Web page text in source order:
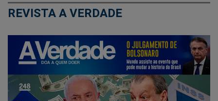
REVISTA A VERDADE